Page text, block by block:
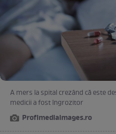
A mers la spital crezând că este
medicii a fost îngrozitor
Profimediaimages.ro